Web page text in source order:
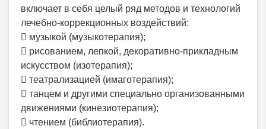
включает в себя целый ряд методов и технологий
лечебно-коррекционных воздействий:
 музыкой (музыкотерапия);
 рисованием, лепкой, декоративно-прикладным
искусством (изотерапия);
 театрализацией (имаготерапия);
 танцем и другими специально организованными
движениями (кинезиотерапия);
 чтением (библиотерапия).